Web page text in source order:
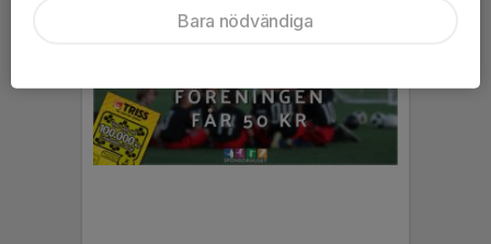
Bara nödvändiga